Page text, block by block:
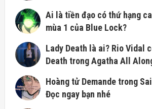
Ai là tiền đạo có thứ hạng
mùa 1 của Blue Lock?
Lady Death là ai? Rio Vidal
Death trong Agatha All
Hoàng tử Demande trong
Đọc ngay bạn nhé